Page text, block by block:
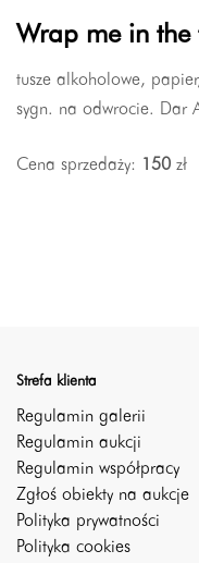
Wrap me in
tusze alkoholowe,
sygn. na odwrocie. Dar
Cena sprzedaży: 150 zł
Strefa klienta
Regulamin galerii
Regulamin aukcji
Regulamin współpracy
Zgłoś obiekty na aukcje
Polityka prywatności
Polityka cookies